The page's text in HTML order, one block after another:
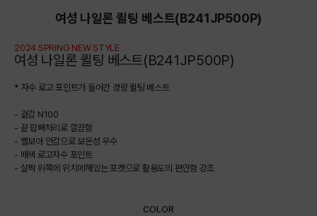
여성 나일론 퀼팅 베스트(B241JP500P)
2024 SPRING NEW STYLE
여성 나일론 퀼팅 베스트(B241JP500P)
* 자수 로고 포인트가 들어간 경량 퀼팅 베스트
- 겉감 N100
- 끝 랍빠처리로 깔끔함
- 벨보아 안감으로 보온성 우수
- 배색 로고자수 포인트
- 살짝 위쪽에 위치에해있는 포켓으로 활용도의 편안함 강조
COLOR